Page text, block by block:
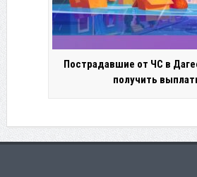
Пострадавшие от ЧС в
получить